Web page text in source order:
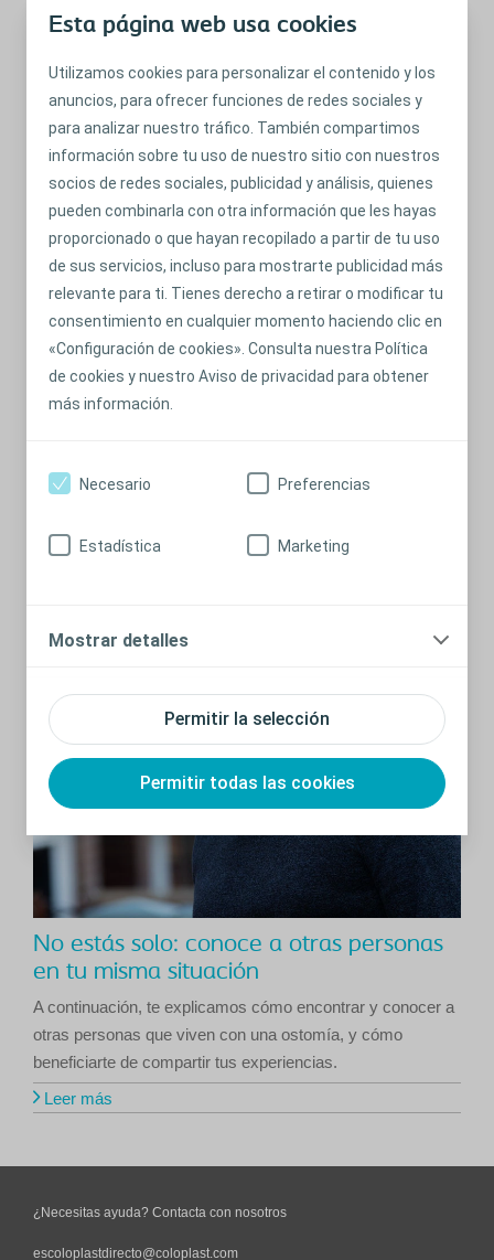
Esta página web usa cookies
Utilizamos cookies para personalizar el contenido y los
anuncios, para ofrecer funciones de redes sociales y
para analizar nuestro tráfico. También compartimos
información sobre tu uso de nuestro sitio con nuestros
socios de redes sociales, publicidad y análisis, quienes
pueden combinarla con otra información que les hayas
proporcionado o que hayan recopilado a partir de tu uso
de sus servicios, incluso para mostrarte publicidad más
relevante para ti. Tienes derecho a retirar o modificar tu
consentimiento en cualquier momento haciendo clic en
«Configuración de cookies». Consulta nuestra Política
de cookies y nuestro Aviso de privacidad para obtener
más información.
Permitir la selección
Permitir todas las cookies
Necesario Preferencias
Estadística Marketing
Mostrar detalles
planificar
Lo que hay que pensar antes de salir a eventos sociales o
a una noche con amigos.
Leer más
Qué hacer cuando surgen imprevistos
Cómo abordar los problemas cuando no estás en la
No estás solo: conoce a otras personas
en tu misma situación
A continuación, te explicamos cómo encontrar y conocer a
otras personas que viven con una ostomía, y cómo
beneficiarte de compartir tus experiencias.
Leer más
¿Necesitas ayuda? Contacta con nosotros
escoloplastdirecto@coloplast.com